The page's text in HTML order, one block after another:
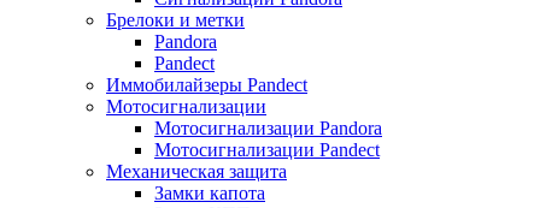
Брелоки и метки
Pandora
Pandect
Иммобилайзеры Pandect
Мотосигнализации
Мотосигнализации Pandora
Мотосигнализации Pandect
Механическая защита
Замки капота